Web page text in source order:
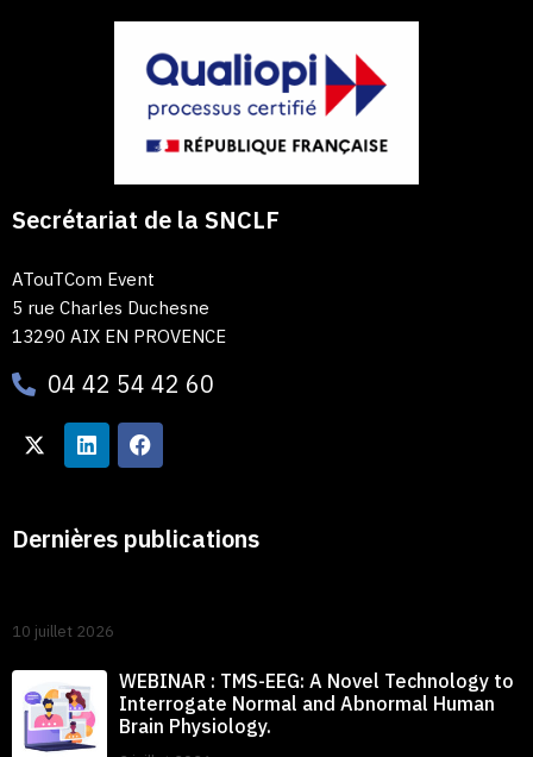
Secrétariat de la SNCLF
ATouTCom Event
5 rue Charles Duchesne
13290 AIX EN PROVENCE
04 42 54 42 60
Dernières publications
10 juillet 2026
WEBINAR : TMS-EEG: A Novel Technology to
Interrogate Normal and Abnormal Human
Brain Physiology.